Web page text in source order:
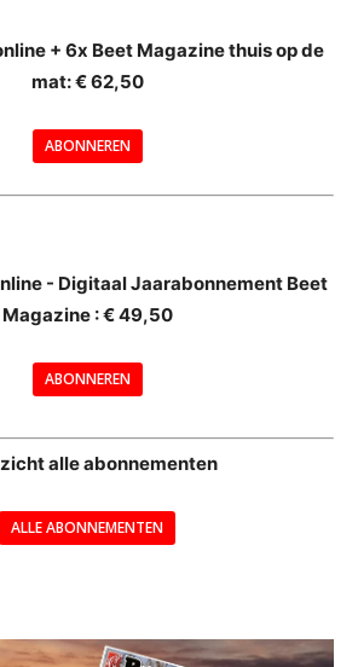
+ 6x Beet Magazine thuis op de
mat: € 62,50
ABONNEREN
- Digitaal Jaarabonnement Beet
Magazine : € 49,50
ABONNEREN
alle abonnementen
ALLE ABONNEMENTEN